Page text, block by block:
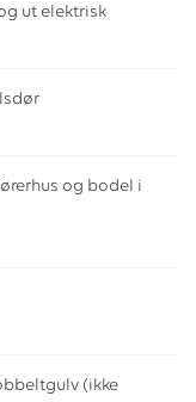
ut elektrisk
og bodel i
(ikke